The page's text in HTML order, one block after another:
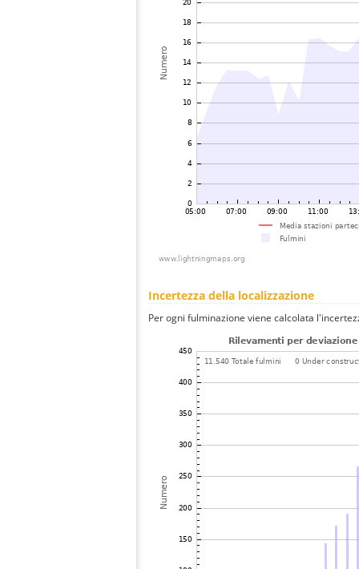
Incertezza della localizzazione
Per ogni fulminazione viene calcolata